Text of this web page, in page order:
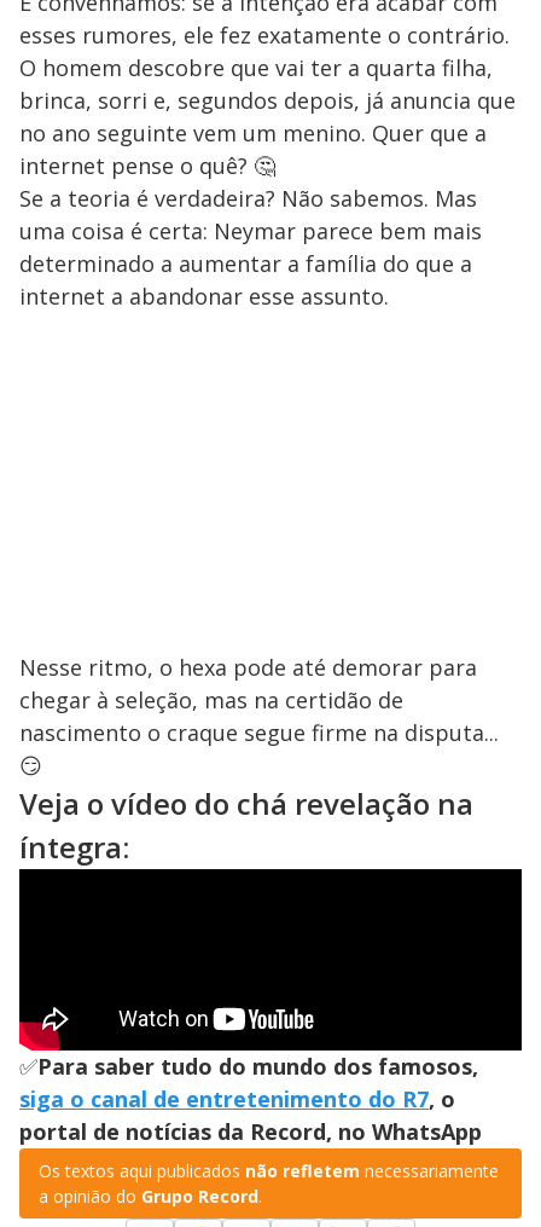
esses rumores, ele fez exatamente o contrário.
O homem descobre que vai ter a quarta filha,
brinca, sorri e, segundos depois, já anuncia que
no ano seguinte vem um menino. Quer que a
internet pense o quê? 🤔
Se a teoria é verdadeira? Não sabemos. Mas
uma coisa é certa: Neymar parece bem mais
determinado a aumentar a família do que a
internet a abandonar esse assunto.
Nesse ritmo, o hexa pode até demorar para
chegar à seleção, mas na certidão de
nascimento o craque segue firme na disputa...
😏
Veja o vídeo do chá revelação na
íntegra:
✅Para saber tudo do mundo dos famosos,
siga o canal de entretenimento do R7, o
portal de notícias da Record, no WhatsApp
Os textos aqui publicados não refletem necessariamente
a opinião do Grupo Record.